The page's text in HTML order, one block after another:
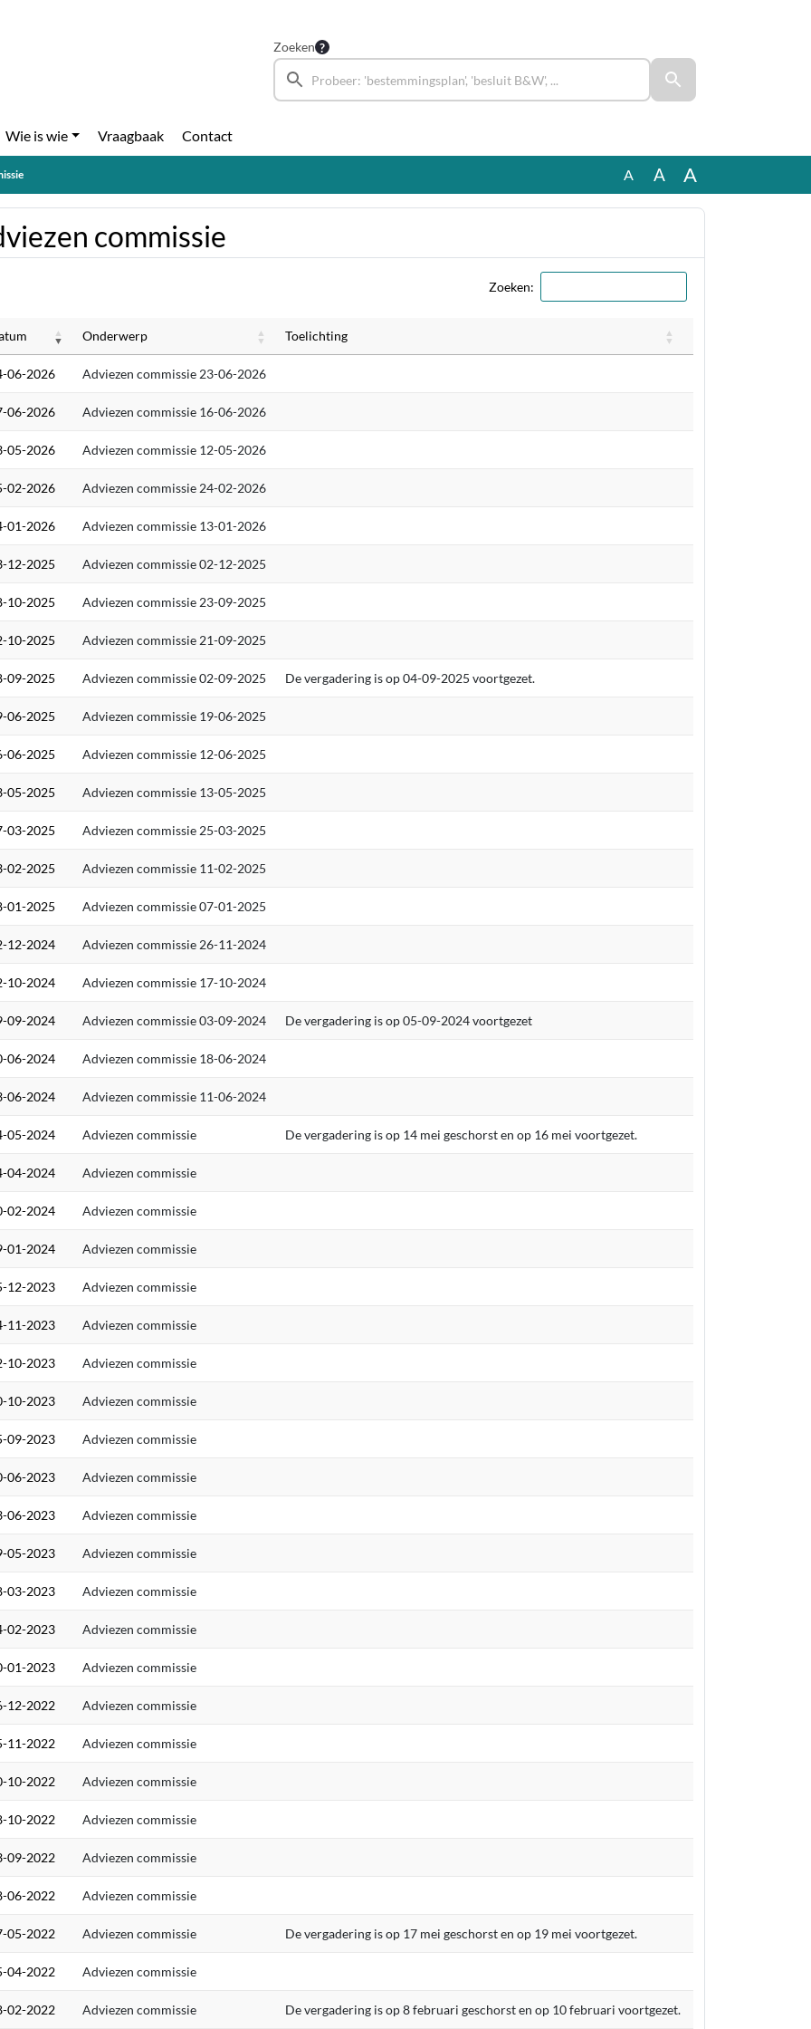
Zoeken
Wie is wie Vraagbaak Contact
A A A
commissie
Zoeken:
Onderwerp Toelichting
06-2026 Adviezen commissie 23-06-2026
06-2026 Adviezen commissie 16-06-2026
05-2026 Adviezen commissie 12-05-2026
02-2026 Adviezen commissie 24-02-2026
01-2026 Adviezen commissie 13-01-2026
12-2025 Adviezen commissie 02-12-2025
10-2025 Adviezen commissie 23-09-2025
10-2025 Adviezen commissie 21-09-2025
09-2025 Adviezen commissie 02-09-2025 De vergadering is op 04-09-2025 voortgezet.
06-2025 Adviezen commissie 19-06-2025
06-2025 Adviezen commissie 12-06-2025
05-2025 Adviezen commissie 13-05-2025
03-2025 Adviezen commissie 25-03-2025
02-2025 Adviezen commissie 11-02-2025
01-2025 Adviezen commissie 07-01-2025
12-2024 Adviezen commissie 26-11-2024
10-2024 Adviezen commissie 17-10-2024
09-2024 Adviezen commissie 03-09-2024 De vergadering is op 05-09-2024 voortgezet
06-2024 Adviezen commissie 18-06-2024
06-2024 Adviezen commissie 11-06-2024
05-2024 Adviezen commissie De vergadering is op 14 mei geschorst en op 16 mei voortgezet.
04-2024 Adviezen commissie
02-2024 Adviezen commissie
01-2024 Adviezen commissie
12-2023 Adviezen commissie
11-2023 Adviezen commissie
10-2023 Adviezen commissie
10-2023 Adviezen commissie
09-2023 Adviezen commissie
06-2023 Adviezen commissie
06-2023 Adviezen commissie
05-2023 Adviezen commissie
03-2023 Adviezen commissie
02-2023 Adviezen commissie
01-2023 Adviezen commissie
12-2022 Adviezen commissie
11-2022 Adviezen commissie
10-2022 Adviezen commissie
10-2022 Adviezen commissie
09-2022 Adviezen commissie
06-2022 Adviezen commissie
05-2022 Adviezen commissie De vergadering is op 17 mei geschorst en op 19 mei voortgezet.
04-2022 Adviezen commissie
02-2022 Adviezen commissie De vergadering is op 8 februari geschorst en op 10 februari voortgezet.